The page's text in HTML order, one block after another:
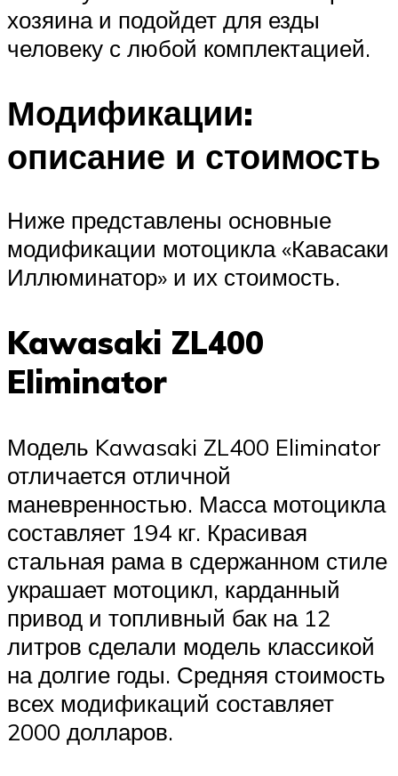
хозяина и подойдет для езды
человеку с любой комплектацией.
Модификации:
описание и стоимость
Ниже представлены основные
модификации мотоцикла «Кавасаки
Иллюминатор» и их стоимость.
Kawasaki ZL400
Eliminator
Модель Kawasaki ZL400 Eliminator
отличается отличной
маневренностью. Масса мотоцикла
составляет 194 кг. Красивая
стальная рама в сдержанном стиле
украшает мотоцикл, карданный
привод и топливный бак на 12
литров сделали модель классикой
на долгие годы. Средняя стоимость
всех модификаций составляет
2000 долларов.